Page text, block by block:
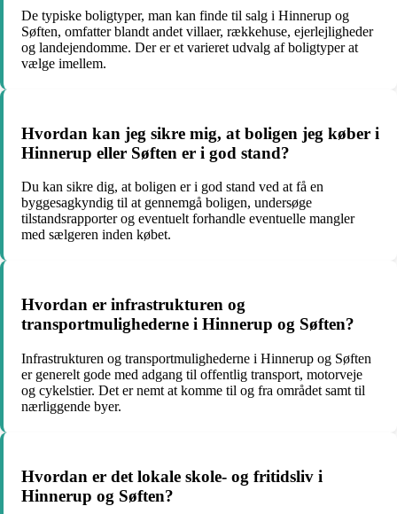
De typiske boligtyper, man kan finde til salg i Hinnerup og
Søften, omfatter blandt andet villaer, rækkehuse, ejerlejligheder
og landejendomme. Der er et varieret udvalg af boligtyper at
vælge imellem.
Hvordan kan jeg sikre mig, at boligen jeg køber i
Hinnerup eller Søften er i god stand?
Du kan sikre dig, at boligen er i god stand ved at få en
byggesagkyndig til at gennemgå boligen, undersøge
tilstandsrapporter og eventuelt forhandle eventuelle mangler
med sælgeren inden købet.
Hvordan er infrastrukturen og
transportmulighederne i Hinnerup og Søften?
Infrastrukturen og transportmulighederne i Hinnerup og Søften
er generelt gode med adgang til offentlig transport, motorveje
og cykelstier. Det er nemt at komme til og fra området samt til
nærliggende byer.
Hvordan er det lokale skole- og fritidsliv i
Hinnerup og Søften?